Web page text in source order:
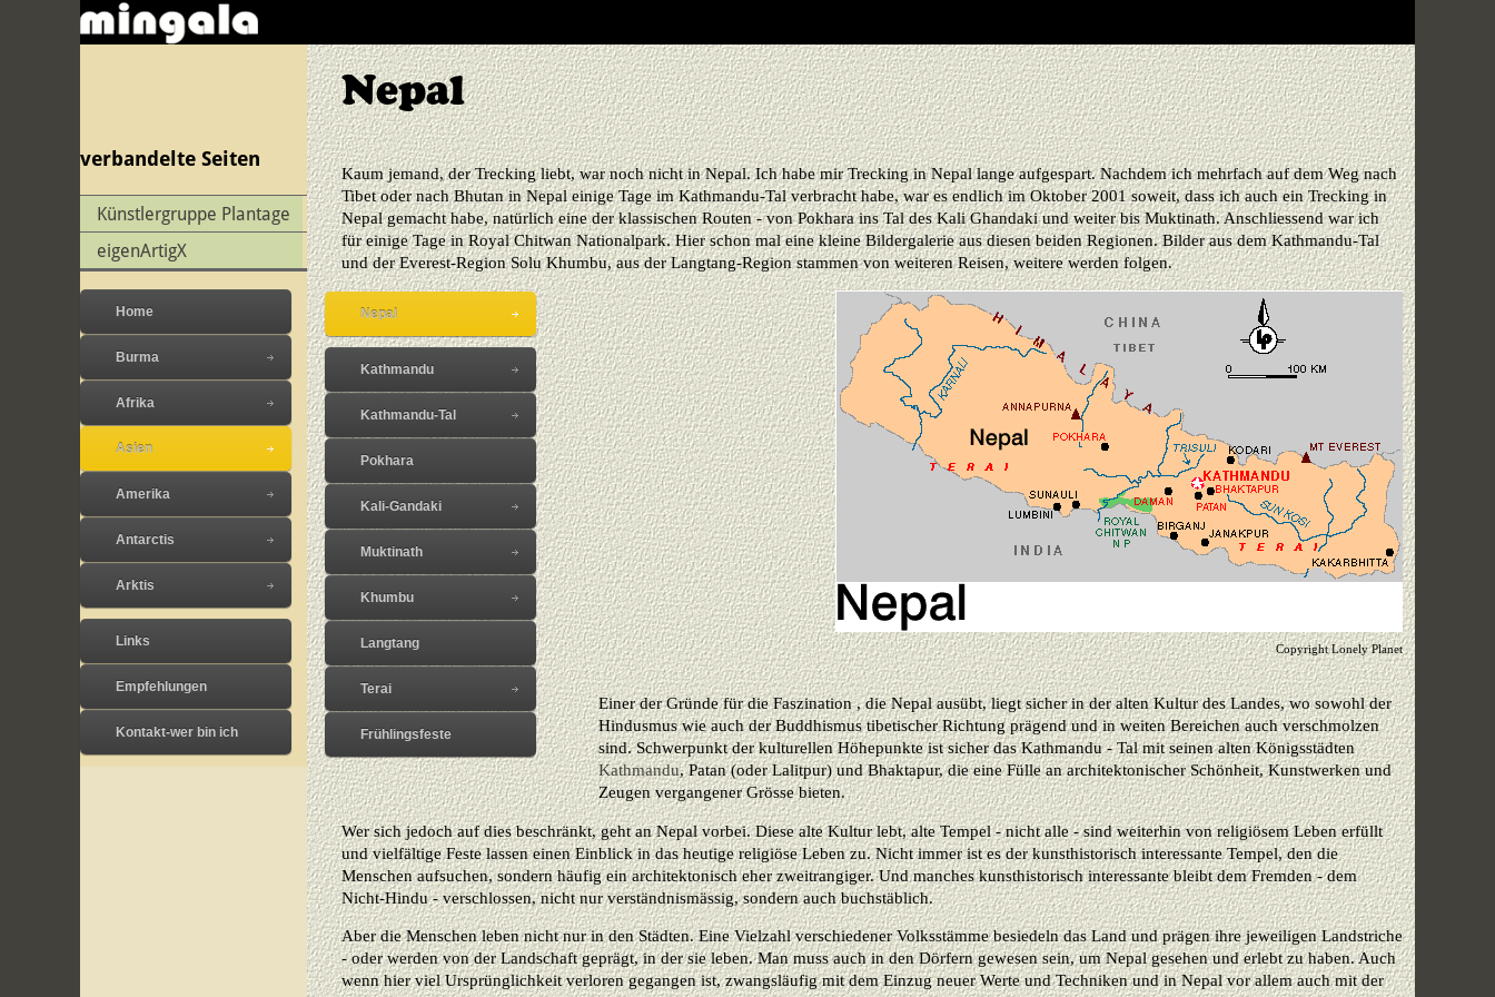
verbandelte Seiten
Künstlergruppe Plantage
eigenArtigX
Home
Burma
Afrika
Asien
Amerika
Antarctis
Arktis
Links
Empfehlungen
Kontakt-wer bin ich
Nepal
Kaum jemand, der Trecking liebt, war noch nicht in Nepal. Ich habe mir Trecking in Nepal lange aufgespart. Nachdem ich mehrfach auf dem Weg nach
Tibet oder nach Bhutan in Nepal einige Tage im Kathmandu-Tal verbracht habe, war es endlich im Oktober 2001 soweit, dass ich auch ein Trecking in
Nepal gemacht habe, natürlich eine der klassischen Routen - von Pokhara ins Tal des Kali Ghandaki und weiter bis Muktinath. Anschliessend war ich
für einige Tage in Royal Chitwan Nationalpark. Hier schon mal eine kleine Bildergalerie aus diesen beiden Regionen. Bilder aus dem Kathmandu-Tal
und der Everest-Region Solu Khumbu, aus der Langtang-Region stammen von weiteren Reisen, weitere werden folgen.
Copyright Lonely Planet
Nepal
Kathmandu
Kathmandu-Tal
Pokhara
Kali-Gandaki
Muktinath
Khumbu
Langtang
Terai
Frühlingsfeste
Einer der Gründe für die Faszination , die Nepal ausübt, liegt sicher in der alten Kultur des Landes, wo sowohl der
Hindusmus wie auch der Buddhismus tibetischer Richtung prägend und in weiten Bereichen auch verschmolzen
sind. Schwerpunkt der kulturellen Höhepunkte ist sicher das Kathmandu - Tal mit seinen alten Königsstädten
Kathmandu, Patan (oder Lalitpur) und Bhaktapur, die eine Fülle an architektonischer Schönheit, Kunstwerken und
Zeugen vergangener Grösse bieten.
Wer sich jedoch auf dies beschränkt, geht an Nepal vorbei. Diese alte Kultur lebt, alte Tempel - nicht alle - sind weiterhin von religiösem Leben erfüllt
und vielfältige Feste lassen einen Einblick in das heutige religiöse Leben zu. Nicht immer ist es der kunsthistorisch interessante Tempel, den die
Menschen aufsuchen, sondern häufig ein architektonisch eher zweitrangiger. Und manches kunsthistorisch interessante bleibt dem Fremden - dem
Nicht-Hindu - verschlossen, nicht nur verständnismässig, sondern auch buchstäblich.
Aber die Menschen leben nicht nur in den Städten. Eine Vielzahl verschiedener Volksstämme besiedeln das Land und prägen ihre jeweiligen Landstriche
- oder werden von der Landschaft geprägt, in der sie leben. Man muss auch in den Dörfern gewesen sein, um Nepal gesehen und erlebt zu haben. Auch
wenn hier viel Ursprünglichkeit verloren gegangen ist, zwangsläufig mit dem Einzug neuer Werte und Techniken und in Nepal vor allem auch mit der